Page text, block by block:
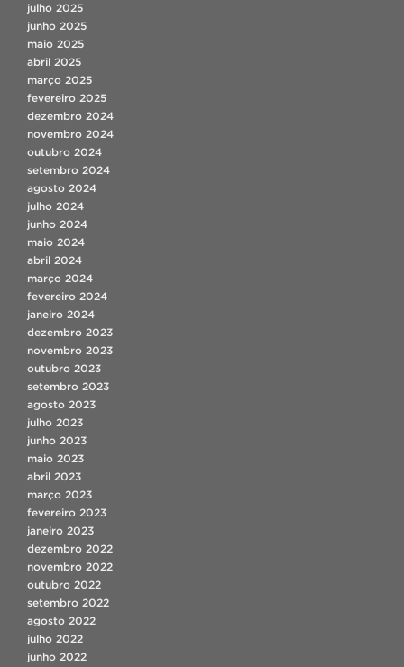
julho 2025
junho 2025
maio 2025
abril 2025
março 2025
fevereiro 2025
dezembro 2024
novembro 2024
outubro 2024
setembro 2024
agosto 2024
julho 2024
junho 2024
maio 2024
abril 2024
março 2024
fevereiro 2024
janeiro 2024
dezembro 2023
novembro 2023
outubro 2023
setembro 2023
agosto 2023
julho 2023
junho 2023
maio 2023
abril 2023
março 2023
fevereiro 2023
janeiro 2023
dezembro 2022
novembro 2022
outubro 2022
setembro 2022
agosto 2022
julho 2022
junho 2022